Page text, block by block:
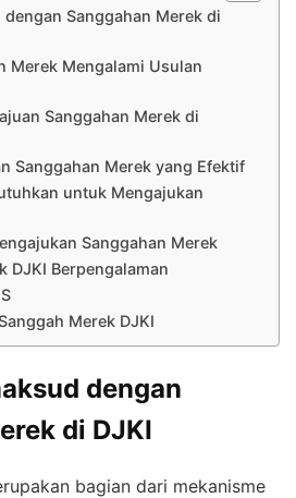
Sanggahan Merek di
Merek Mengalami Usulan
Sanggahan Merek di
Sanggahan Merek yang Efektif
untuk Mengajukan
Sanggahan Merek
DJKI Berpengalaman
Merek DJKI
dengan
di DJKI
bagian dari mekanisme